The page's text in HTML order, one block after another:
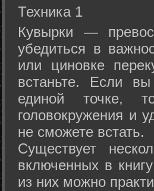
Техника 1
Кувырки —
убедиться в
или циновке
встаньте. Если
единой точке,
головокружения и
не сможете встать.
Существует
включенных в
из них можно